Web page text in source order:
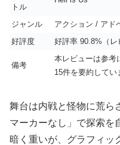
トル
ジャンル
アクション / アド
好評度
好評率 90.8%（レ
備考
本レビューは参考
15件を要約してい
舞台は内戦と怪物に荒ら
マーカーなし」で探索を
暗く重いが、グラフィッ